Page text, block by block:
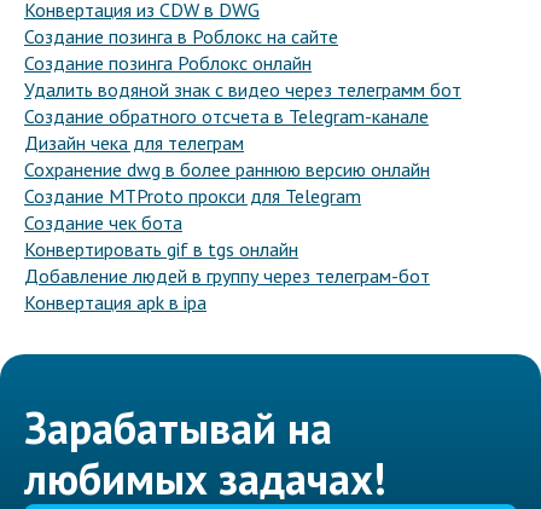
Конвертация из CDW в DWG
Создание позинга в Роблокс на сайте
Создание позинга Роблокс онлайн
Удалить водяной знак с видео через телеграмм бот
Создание обратного отсчета в Telegram-канале
Дизайн чека для телеграм
Сохранение dwg в более раннюю версию онлайн
Создание MTProto прокси для Telegram
Создание чек бота
Конвертировать gif в tgs онлайн
Добавление людей в группу через телеграм-бот
Конвертация apk в ipa
Зарабатывай на
любимых задачах!